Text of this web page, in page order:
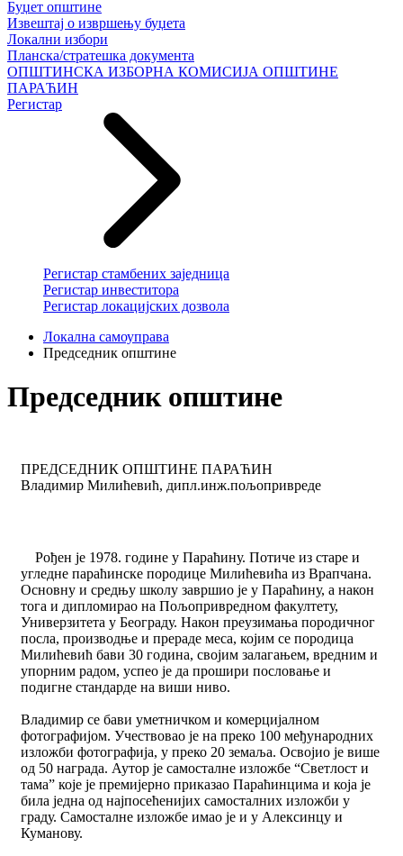
Буџет општине
Извештај о извршењу буџета
Локални избори
Планска/стратешка документа
ОПШТИНСКА ИЗБОРНА КОМИСИЈА ОПШТИНЕ
ПАРАЋИН
Регистар
Регистар стамбених заједница
Регистар инвеститора
Регистар локацијских дозвола
Локална самоуправа
Председник општине
Председник општине
ПРЕДСЕДНИК ОПШТИНЕ ПАРАЋИН
Владимир Милићевић, дипл.инж.пољопривреде
Рођен je 1978. године у Параћину. Потиче из старе и
угледне параћинске породице Милићевића из Врапчана.
Основну и средњу школу завршио je у Параћину, а након
тога и дипломирао на Пољопривредном факултету,
Универзитета у Београду. Након преузимања породичног
посла, производње и прераде меса, којим се породица
Милићевић бави 30 година, својим залагањем, вредним и
упорним радом, успео je да прошири пословање и
подигне стандарде на виши ниво.
Владимир се бави уметничком и комерцијалном
фотографијом. Учествовао je на преко 100 међународних
изложби фотографија, у преко 20 земаља. Освојио je више
од 50 награда. Аутор je самосталне изложбе “Светлост и
тама” које je премијерно приказао Параћинцима и која je
била једна од најпосећенијих самосталних изложби у
граду. Самосталне изложбе имао je и у Алексинцу и
Куманову.